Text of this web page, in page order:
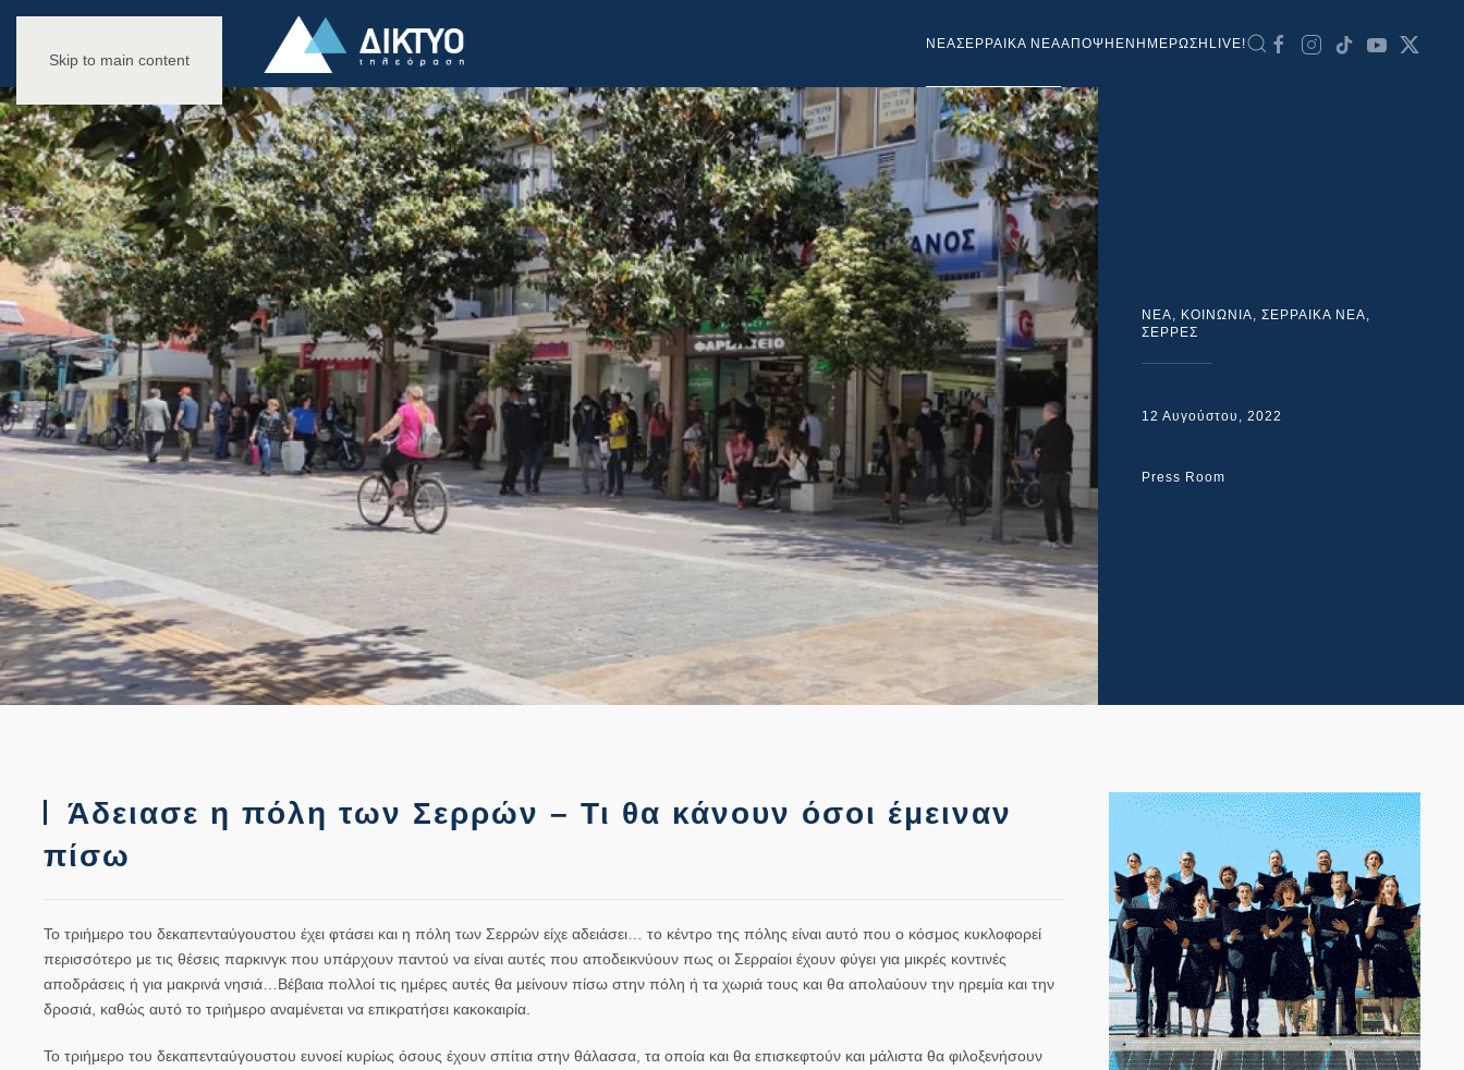
Skip to main content
NEAΣΕΡΡΑΙΚΑ ΝΕΑΑΠΟΨΗ ΕΝΗΜΕΡΩΣΗ LIVE!
NEA, ΚΟΙΝΩΝΙΑ, ΣΕΡΡΑΙΚΑ ΝΕΑ,
ΣΕΡΡΕΣ
12 Αυγούστου, 2022
Press Room
Άδειασε η πόλη των Σερρών – Τι θα κάνουν όσοι έμειναν
πίσω
Το τριήμερο του δεκαπενταύγουστου έχει φτάσει και η πόλη των Σερρών είχε αδειάσει… το κέντρο της πόλης είναι αυτό που ο κόσμος κυκλοφορεί
περισσότερο με τις θέσεις παρκινγκ που υπάρχουν παντού να είναι αυτές που αποδεικνύουν πως οι Σερραίοι έχουν φύγει για μικρές κοντινές
αποδράσεις ή για μακρινά νησιά…Βέβαια πολλοί τις ημέρες αυτές θα μείνουν πίσω στην πόλη ή τα χωριά τους και θα απολαύουν την ηρεμία και την
δροσιά, καθώς αυτό το τριήμερο αναμένεται να επικρατήσει κακοκαιρία.
Το τριήμερο του δεκαπενταύγουστου ευνοεί κυρίως όσους έχουν σπίτια στην θάλασσα, τα οποία και θα επισκεφτούν και μάλιστα θα φιλοξενήσουν